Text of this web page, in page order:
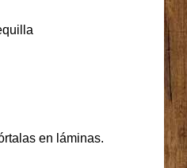
en láminas.